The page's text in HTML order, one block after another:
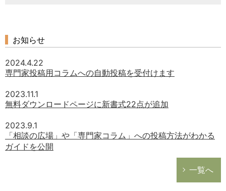
お知らせ
2024.4.22
専門家投稿用コラムへの自動投稿を受付けます
2023.11.1
無料ダウンロードページに新書式22点が追加
2023.9.1
「相談の広場」や「専門家コラム」への投稿方法がわかる
ガイドを公開
一覧へ